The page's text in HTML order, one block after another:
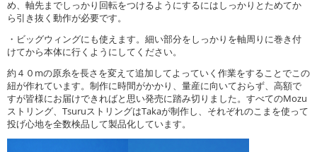
め、軸先までしっかり回転をつけるようにするにはしっかりとためてか
ら引き抜く動作が必要です。
・ビッグウィングにも使えます。細い部分をしっかりを軸周りに巻き付
けてから本体に行くようにしてください。
約４０mの原糸を長さを変えて追加してよっていく作業をすることでこの
紐が作れています。制作に時間がかかり、量産に向いておらず、高額で
すが皆様にお届けできればと思い発売に踏み切りました。すべてのMozu
ストリング、TsuruストリングはTakaが制作し、それぞれのこまを使って
投げ心地を全数検品して製品化しています。